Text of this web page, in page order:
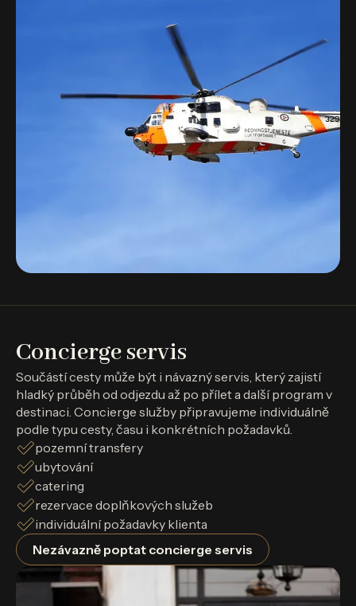
Concierge servis
Součástí cesty může být i návazný servis, který zajistí
hladký průběh od odjezdu až po přílet a další program v
destinaci. Concierge služby připravujeme individuálně
podle typu cesty, času i konkrétních požadavků.
pozemní transfery
ubytování
catering
rezervace doplňkových služeb
individuální požadavky klienta
Nezávazně poptat concierge servis